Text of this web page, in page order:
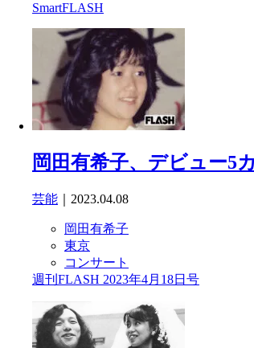
SmartFLASH
岡田有希子、デビュー5
芸能 ｜2023.04.08
岡田有希子
東京
コンサート
週刊FLASH 2023年4月18日号